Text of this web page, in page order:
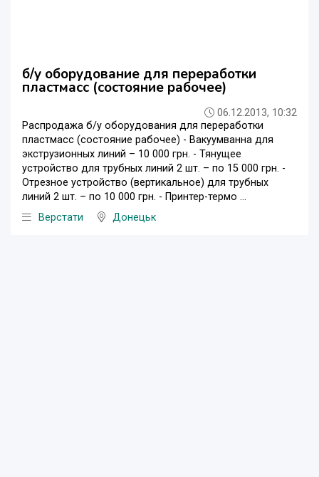
б/у оборудование для переработки
пластмасс (состояние рабочее)
06.12.2013, 10:32
Распродажа б/у оборудования для переработки
пластмасс (состояние рабочее) - Вакуумванна для
экструзионных линий – 10 000 грн. - Тянущее
устройство для трубных линий 2 шт. – по 15 000 грн. -
Отрезное устройство (вертикальное) для трубных
линий 2 шт. – по 10 000 грн. - Принтер-термо ...
Верстати
Донецьк